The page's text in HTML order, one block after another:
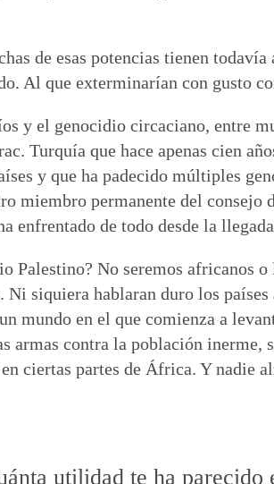
de esas potencias tienen
Al que exterminarían con gusto
y el genocidio circaciano, entre
Turquía que hace apenas cien
y que ha padecido múltiples
miembro permanente del
enfrentado de todo desde la
Palestino? No seremos africanos
siquiera hablaran duro los
mundo en el que comienza a
armas contra la población
ciertas partes de África. Y nadie
utilidad te ha parecido